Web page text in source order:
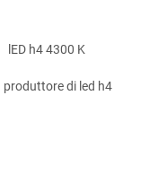
lED h4 4300 K
produttore di led h4